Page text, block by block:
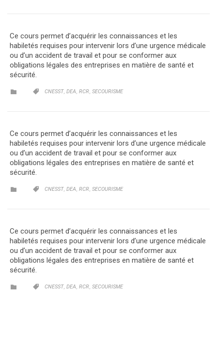
Ce cours permet d’acquérir les connaissances et les
habiletés requises pour intervenir lors d’une urgence médicale
ou d’un accident de travail et pour se conformer aux
obligations légales des entreprises en matière de santé et
sécurité.
 CATEGORY
 CATEGORY
CNESST, DEA, RCR, SECOURISME
Ce cours permet d’acquérir les connaissances et les
habiletés requises pour intervenir lors d’une urgence médicale
ou d’un accident de travail et pour se conformer aux
obligations légales des entreprises en matière de santé et
sécurité.
 CATEGORY
 CATEGORY
CNESST, DEA, RCR, SECOURISME
Ce cours permet d’acquérir les connaissances et les
habiletés requises pour intervenir lors d’une urgence médicale
ou d’un accident de travail et pour se conformer aux
obligations légales des entreprises en matière de santé et
sécurité.
 CATEGORY
 CATEGORY
CNESST, DEA, RCR, SECOURISME